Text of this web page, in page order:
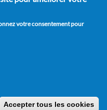
- Tous droits réservés.
votre consentement pour
Accepter tous les cookies